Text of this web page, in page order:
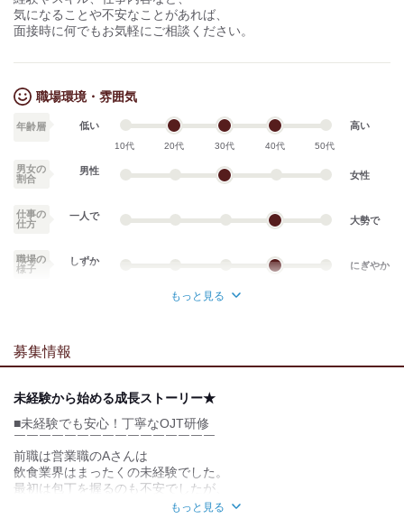
気になることや不安なことがあれば、
面接時に何でもお気軽にご相談ください。
職場環境・雰囲気
年齢層 低い
10代 20代 30代 40代 50代
高い
男女の
割合
男性 女性
仕事の
仕方
一人で 大勢で
職場の
様子
しずか にぎやか
個性が生かせる
デスクワーク
お客様との対話が
少ない
力仕事が少ない
もっと見る
募集情報
未経験から始める成長ストーリー★
■未経験でも安心！丁寧なOJT研修
￣￣￣￣￣￣￣￣￣￣￣￣￣￣￣￣
前職は営業職のAさんは
飲食業界はまったくの未経験でした。
最初は包丁を握るのも不安でしたが、
先輩が丁寧に教えてくれたおかげで、
もっと見る